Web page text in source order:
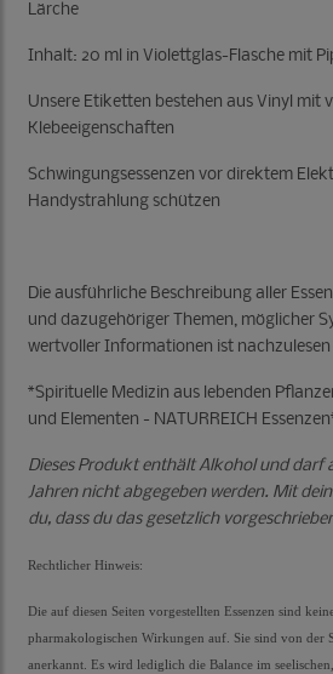
Lärche
Inhalt: 20 ml in Violettglas-Flasche mit
Unsere Etiketten bestehen aus Vinyl mit
Klebeeigenschaften
Schwingungsessenzen vor direktem
Handystrahlung schützen
Die ausführliche Beschreibung aller
und dazugehöriger Themen, möglicher
wertvoller Informationen ist nachzulesen
*Spirituelle Medizin aus lebenden
und Elementen - NATURREICH
Dieses Produkt enthält Alkohol und darf
Jahren nicht abgegeben werden. Mit
du, dass du das gesetzlich
Rechtlicher Hinweis:
Die auf diesen Seiten vorgestellten Essenzen sind
pharmakologischen Wirkungen auf. Sie sind von der
anerkannt. Es wird lediglich die Balance im